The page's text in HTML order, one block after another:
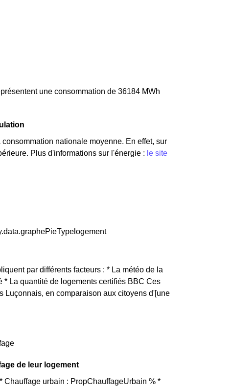
une consommation de 36184 MWh
nationale moyenne. En effet, sur
Plus d'informations sur l'énergie : le site
par différents facteurs : * La météo de la
La quantité de logements certifiés BBC Ces
Luçonnais, en comparaison aux citoyens d'[une
de leur logement
Chauffage urbain : PropChauffageUrbain % *